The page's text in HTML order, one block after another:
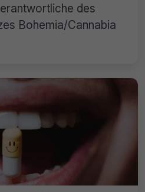
des
Bohemia/Cannabia